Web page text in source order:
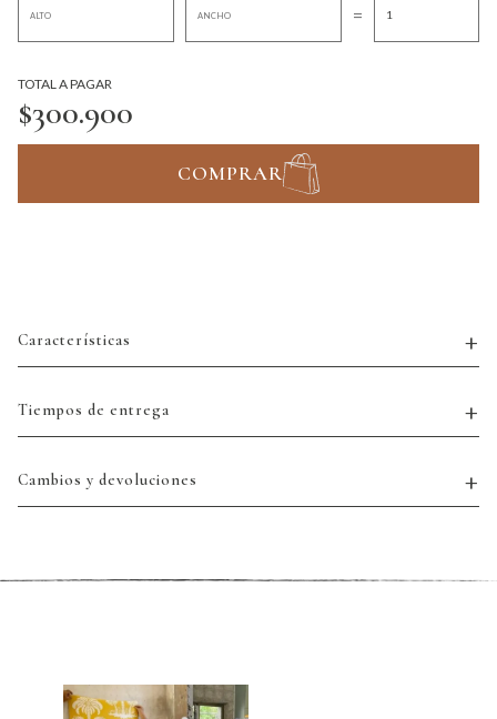
=
TOTAL A PAGAR
$300.900
COMPRAR
Características
Tiempos de entrega
Cambios y devoluciones